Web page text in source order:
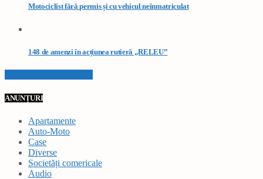
Motociclist fără permis și cu vehicul neînmatriculat
148 de amenzi în acțiunea rutieră „RELEU”
ANUNȚURI
Apartamente
Auto-Moto
Case
Diverse
Societăți comericale
Audio